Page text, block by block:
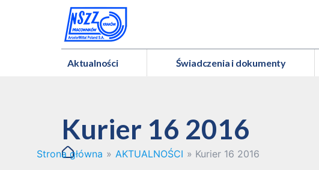
Aktualności Świadczenia i dokumenty
Kurier 16 2016
Strona główna » AKTUALNOŚCI » Kurier 16 2016